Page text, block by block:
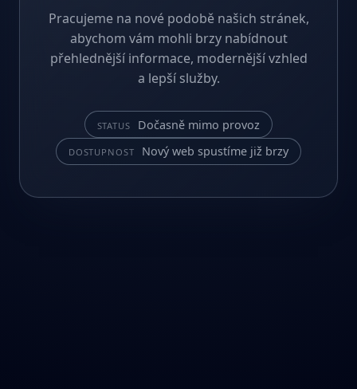
Pracujeme na nové podobě našich stránek,
abychom vám mohli brzy nabídnout
přehlednější informace, modernější vzhled
a lepší služby.
STATUS Dočasně mimo provoz
DOSTUPNOST Nový web spustíme již brzy